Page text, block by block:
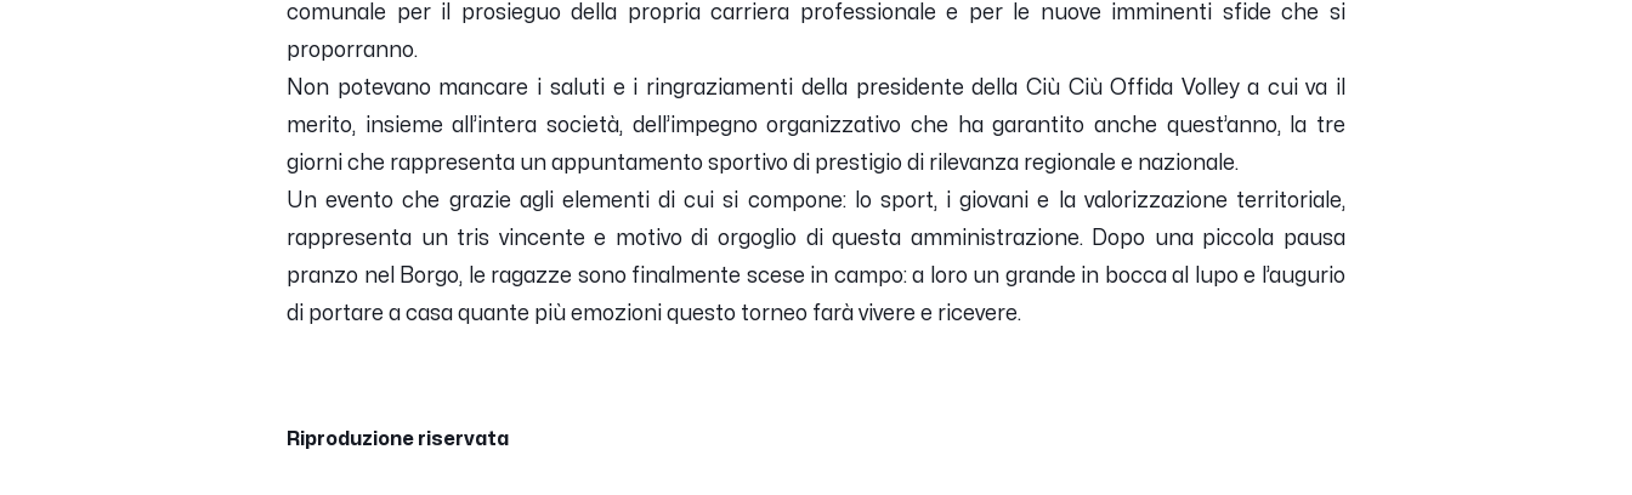
comunale per il prosieguo della propria carriera professionale e per le nuove imminenti sfide che si
proporranno.
Non potevano mancare i saluti e i ringraziamenti della presidente della Ciù Ciù Offida Volley a cui va il
merito, insieme all’intera società, dell’impegno organizzativo che ha garantito anche quest’anno, la tre
giorni che rappresenta un appuntamento sportivo di prestigio di rilevanza regionale e nazionale.
Un evento che grazie agli elementi di cui si compone: lo sport, i giovani e la valorizzazione territoriale,
rappresenta un tris vincente e motivo di orgoglio di questa amministrazione. Dopo una piccola pausa
pranzo nel Borgo, le ragazze sono finalmente scese in campo: a loro un grande in bocca al lupo e l’augurio
di portare a casa quante più emozioni questo torneo farà vivere e ricevere.
Riproduzione riservata